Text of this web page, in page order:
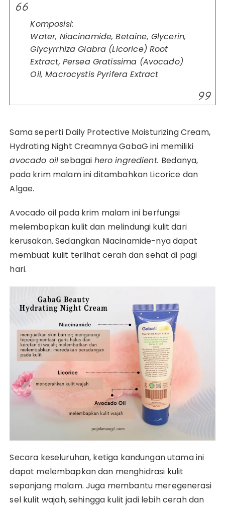
Komposisi:
Water, Niacinamide, Betaine, Glycerin,
Glycyrrhiza Glabra (Licorice) Root
Extract, Persea Gratissima (Avocado)
Oil, Macrocystis Pyrifera Extract
Sama seperti Daily Protective Moisturizing Cream,
Hydrating Night Creamnya GabaG ini memiliki
avocado oilsebagai hero ingredient. Bedanya,
pada krim malam ini ditambahkan Licorice dan
Algae.
Avocado oil pada krim malam ini berfungsi
melembapkan kulit dan melindungi kulit dari
kerusakan. Sedangkan Niacinamide-nya dapat
membuat kulit terlihat cerah dan sehat di pagi
hari.
Secara keseluruhan, ketiga kandungan utama ini
dapat melembapkan dan menghidrasi kulit
sepanjang malam. Juga membantu meregenerasi
sel kulit wajah, sehingga kulit jadi lebih cerah dan